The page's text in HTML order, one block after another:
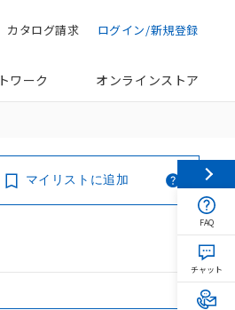
ログイン/新規登録
カタログ請求
ワーク オンラインストア
マイリストに追加
FAQ
チャット